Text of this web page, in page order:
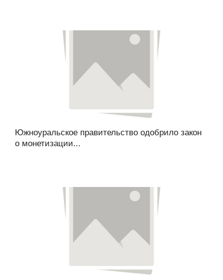
Южноуральское правительство одобрило закон
о монетизации...